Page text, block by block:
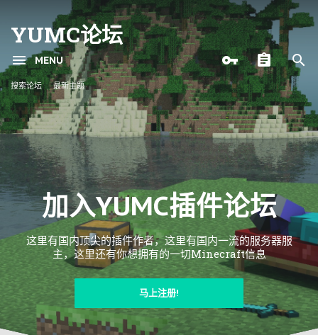
YUMC论坛
MENU
搜索论坛 最新主题
加入YUMC插件论坛
这里有国内顶尖的插件作者，这里有国内一流的服务器服
主，这里还有你想拥有的一切Minecraft信息
马上注册!